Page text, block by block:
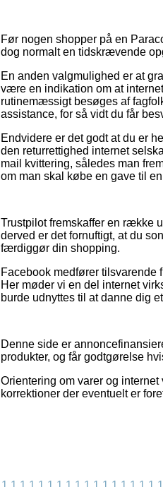
Før nogen shopper på en
dog normalt en tidskrævende
En anden valgmulighed er at
være en indikation om at
rutinemæssigt besøges af
assistance, for så vidt du får
Endvidere er det godt at du er
den returrettighed internet
mail kvittering, således man
om man skal købe en gave til
Trustpilot fremskaffer en række
derved er det fornuftigt, at du
færdiggør din shopping.
Facebook medfører
Her møder vi en del internet
burde udnyttes til at danne dig
Denne side er
produkter, og får godtgørelse
Orientering om varer og
korrektioner der eventuelt er